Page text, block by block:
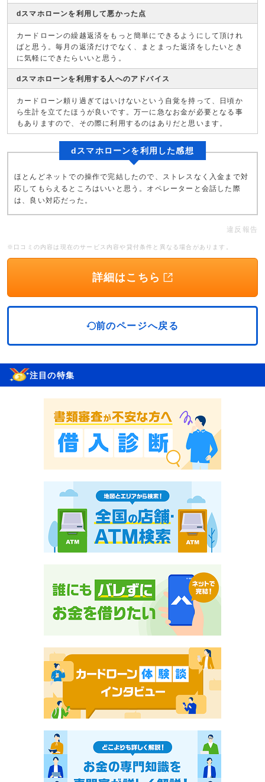
dスマホローンを利用して悪かった点
カードローンの繰越返済をもっと簡単にできるようにして頂けれ
ばと思う。毎月の返済だけでなく、まとまった返済をしたいとき
に気軽にできたらいいと思う。
dスマホローンを利用する人へのアドバイス
カードローン頼り過ぎてはいけないという自覚を持って、日頃か
ら生計を立てたほうが良いです。万一に急なお金が必要となる事
もありますので、その際に利用するのはありだと思います。
dスマホローンを利用した感想
ほとんどネットでの操作で完結したので、ストレスなく入金まで対
応してもらえるところはいいと思う。オペレーターと会話した際
は、良い対応だった。
違反報告
※口コミの内容は現在のサービス内容や貸付条件と異なる場合があります。
詳細はこちら
前のページへ戻る
注目の特集